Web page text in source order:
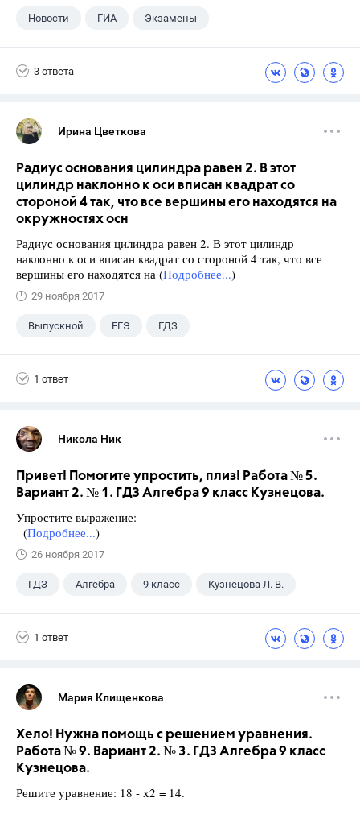
Новости ГИА Экзамены
3 ответа
Ирина Цветкова
Радиус основания цилиндра равен 2. В этот
цилиндр наклонно к оси вписан квадрат со
стороной 4 так, что все вершины его находятся на
окружностях осн
Радиус основания цилиндра равен 2. В этот цилиндр
наклонно к оси вписан квадрат со стороной 4 так, что все
вершины его находятся на (Подробнее...)
29 ноября 2017
Выпускной ЕГЭ ГДЗ
1 ответ
Никола Ник
Привет! Помогите упростить, плиз! Работа № 5.
Вариант 2. № 1. ГДЗ Алгебра 9 класс Кузнецова.
Упростите выражение:
(Подробнее...)
26 ноября 2017
ГДЗ Алгебра 9 класс Кузнецова Л. В.
1 ответ
Мария Клищенкова
Хело! Нужна помощь с решением уравнения.
Работа № 9. Вариант 2. № 3. ГДЗ Алгебра 9 класс
Кузнецова.
Решите уравнение: 18 - х2 = 14.